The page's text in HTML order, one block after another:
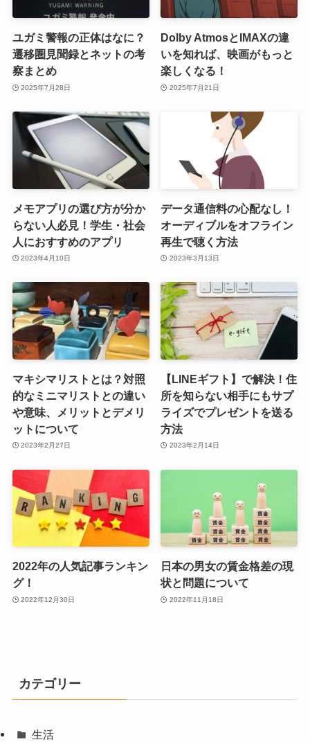
ユガミ警報の正体はなに？
遷移圏見聞録とネットの考
察まとめ
2025年7月28日
Dolby AtmosとIMAXの違
いを知れば、映画がもっと
楽しくなる！
2025年7月21日
メモアプリの選び方が分か
らない人必見！学生・社会
人におすすめのアプリ
2023年4月10日
データ通信料の心配なし！
オーディブルをオフライン
再生で聴く方法
2023年3月13日
マキシマリストとは？対照
的なミニマリストとの違い
や意味、メリットとデメリ
ットについて
2023年2月27日
【LINEギフト】で解決！住
所を知らない相手にもサプ
ライズでプレゼントを送る
方法
2023年2月14日
2022年の人気記事ランキン
グ！
2022年12月30日
日本の男女の賃金格差の現
状と問題について
2022年11月18日
カテゴリー
生活